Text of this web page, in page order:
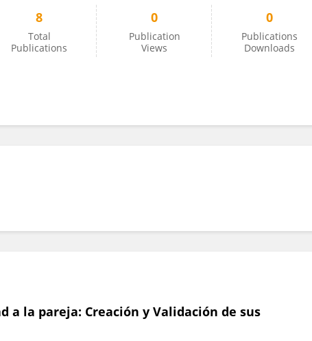
8
Total
Publications
0
Publication
Views
0
Publications
Downloads
a la pareja: Creación y Validación de sus